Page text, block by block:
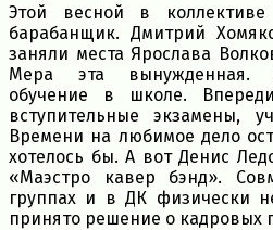
Этой весной в
барабанщик. Дмитрий
заняли места Ярослава
Мера эта вынужденная.
обучение в школе.
вступительные экзамены,
Времени на любимое дело
хотелось бы. А вот Денис
«Маэстро кавер бэнд».
группах и в ДК физически
принято решение о кадровых